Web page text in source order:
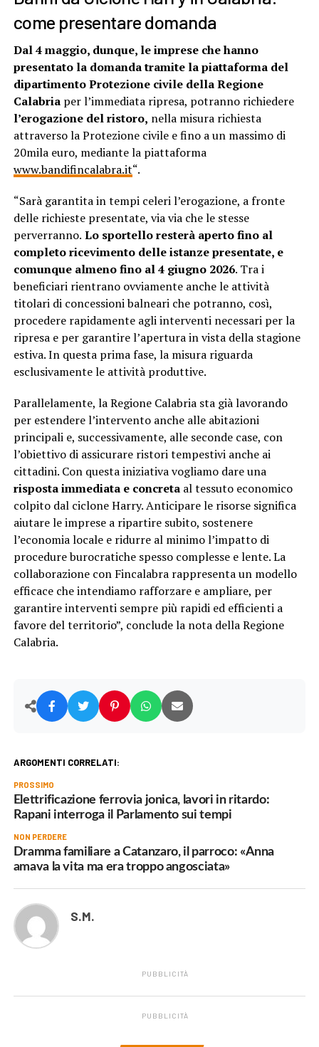
come presentare domanda
Dal 4 maggio, dunque, le imprese che hanno
presentato la domanda tramite la piattaforma del
dipartimento Protezione civile della Regione
Calabriaper l’immediata ripresa, potranno richiedere
l’erogazione del ristoro, nella misura richiesta
attraverso la Protezione civile e fino a un massimo di
20mila euro, mediante la piattaforma
www.bandifincalabra.it“.
“Sarà garantita in tempi celeri l’erogazione, a fronte
delle richieste presentate, via via che le stesse
perverranno. Lo sportello resterà aperto fino al
completo ricevimento delle istanze presentate, e
comunque almeno fino al 4 giugno 2026. Tra i
beneficiari rientrano ovviamente anche le attività
titolari di concessioni balneari che potranno, così,
procedere rapidamente agli interventi necessari per la
ripresa e per garantire l’apertura in vista della stagione
estiva. In questa prima fase, la misura riguarda
esclusivamente le attività produttive.
Parallelamente, la Regione Calabria sta già lavorando
per estendere l’intervento anche alle abitazioni
principali e, successivamente, alle seconde case, con
l’obiettivo di assicurare ristori tempestivi anche ai
cittadini. Con questa iniziativa vogliamo dare una
risposta immediata e concretaal tessuto economico
colpito dal ciclone Harry. Anticipare le risorse significa
aiutare le imprese a ripartire subito, sostenere
l’economia locale e ridurre al minimo l’impatto di
procedure burocratiche spesso complesse e lente. La
collaborazione con Fincalabra rappresenta un modello
efficace che intendiamo rafforzare e ampliare, per
garantire interventi sempre più rapidi ed efficienti a
favore del territorio”, conclude la nota della Regione
Calabria.
ARGOMENTI CORRELATI:
PROSSIMO
Elettrificazione ferrovia jonica, lavori in ritardo:
Rapani interroga il Parlamento sui tempi
NON PERDERE
Dramma familiare a Catanzaro, il parroco: «Anna
amava la vita ma era troppo angosciata»
S.M.
PUBBLICITÀ
PUBBLICITÀ